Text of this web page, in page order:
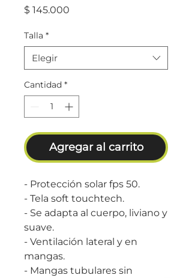
$ 145.000
Talla *
Elegir
Cantidad *
Agregar al carrito
- Protección solar fps 50.
- Tela soft touchtech.
- Se adapta al cuerpo, liviano y
suave.
- Ventilación lateral y en
mangas.
- Mangas tubulares sin